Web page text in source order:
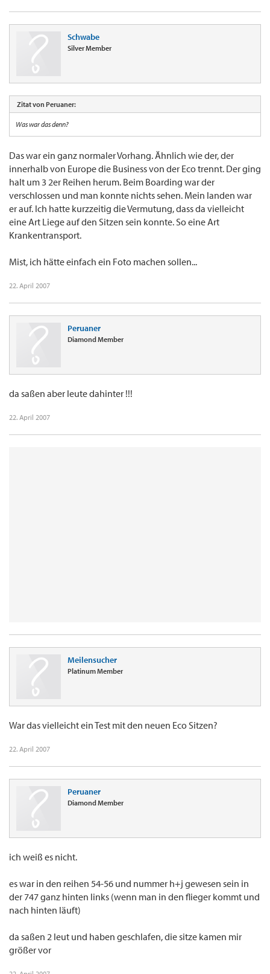
Schwabe
Silver Member
Zitat von Peruaner:
Was war das denn?
Das war ein ganz normaler Vorhang. Ähnlich wie der, der
innerhalb von Europe die Business von der Eco trennt. Der ging
halt um 3 2er Reihen herum. Beim Boarding war der
verschlossen und man konnte nichts sehen. Mein landen war
er auf. Ich hatte kurzzeitig die Vermutung, dass da vielleicht
eine Art Liege auf den Sitzen sein konnte. So eine Art
Krankentransport.
Mist, ich hätte einfach ein Foto machen sollen...
22. April 2007
Peruaner
Diamond Member
da saßen aber leute dahinter !!!
22. April 2007
Meilensucher
Platinum Member
War das vielleicht ein Test mit den neuen Eco Sitzen?
22. April 2007
Peruaner
Diamond Member
ich weiß es nicht.
es war in den reihen 54-56 und nummer h+j gewesen sein in
der 747 ganz hinten links (wenn man in den flieger kommt und
nach hinten läuft)
da saßen 2 leut und haben geschlafen, die sitze kamen mir
größer vor